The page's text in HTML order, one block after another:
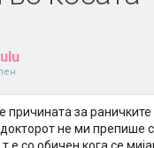
причината за раничките
не ми препише